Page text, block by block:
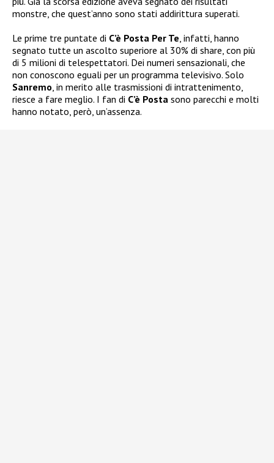
monstre, che quest’anno sono stati addirittura superati.
Le prime tre puntate di C’è Posta Per Te, infatti, hanno
segnato tutte un ascolto superiore al 30% di share, con più
di 5 milioni di telespettatori. Dei numeri sensazionali, che
non conoscono eguali per un programma televisivo. Solo
Sanremo, in merito alle trasmissioni di intrattenimento,
riesce a fare meglio. I fan di C’è Posta sono parecchi e molti
hanno notato, però, un’assenza.